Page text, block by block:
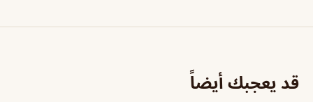
قد يعجبك أيضاً